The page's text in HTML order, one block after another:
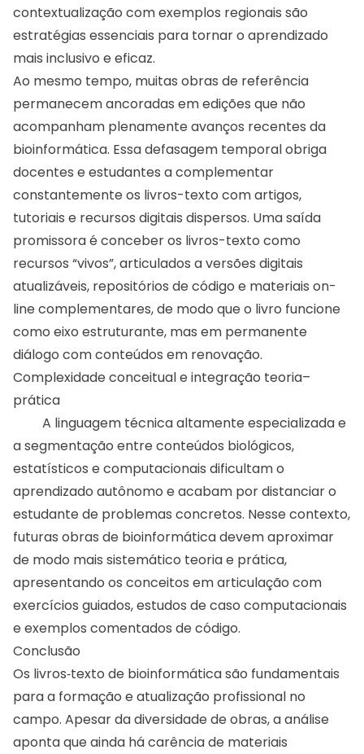
contextualização com exemplos regionais são
estratégias essenciais para tornar o aprendizado
mais inclusivo e eficaz.
Ao mesmo tempo, muitas obras de referência
permanecem ancoradas em edições que não
acompanham plenamente avanços recentes da
bioinformática. Essa defasagem temporal obriga
docentes e estudantes a complementar
constantemente os livros-texto com artigos,
tutoriais e recursos digitais dispersos. Uma saída
promissora é conceber os livros-texto como
recursos “vivos”, articulados a versões digitais
atualizáveis, repositórios de código e materiais on-
line complementares, de modo que o livro funcione
como eixo estruturante, mas em permanente
diálogo com conteúdos em renovação.
Complexidade conceitual e integração teoria–
prática
A linguagem técnica altamente especializada e
a segmentação entre conteúdos biológicos,
estatísticos e computacionais dificultam o
aprendizado autônomo e acabam por distanciar o
estudante de problemas concretos. Nesse contexto,
futuras obras de bioinformática devem aproximar
de modo mais sistemático teoria e prática,
apresentando os conceitos em articulação com
exercícios guiados, estudos de caso computacionais
e exemplos comentados de código.
Conclusão
Os livros‑texto de bioinformática são fundamentais
para a formação e atualização profissional no
campo. Apesar da diversidade de obras, a análise
aponta que ainda há carência de materiais